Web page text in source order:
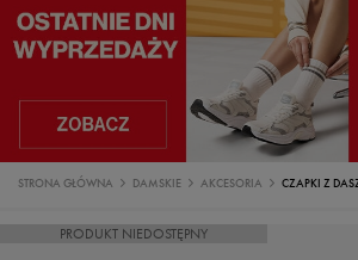
STRONA GŁÓWNA DAMSKIE AKCESORIA CZAPKI Z
PRODUKT NIEDOSTĘPNY